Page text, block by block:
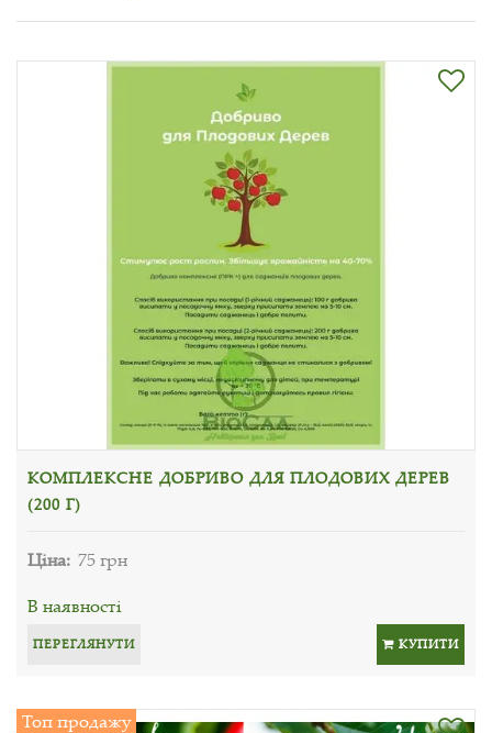
КОМПЛЕКСНЕ ДОБРИВО ДЛЯ ПЛОДОВИХ ДЕРЕВ
(200 Г)
Ціна: 75 грн
В наявності
ПЕРЕГЛЯНУТИ КУПИТИ
Топ продажу